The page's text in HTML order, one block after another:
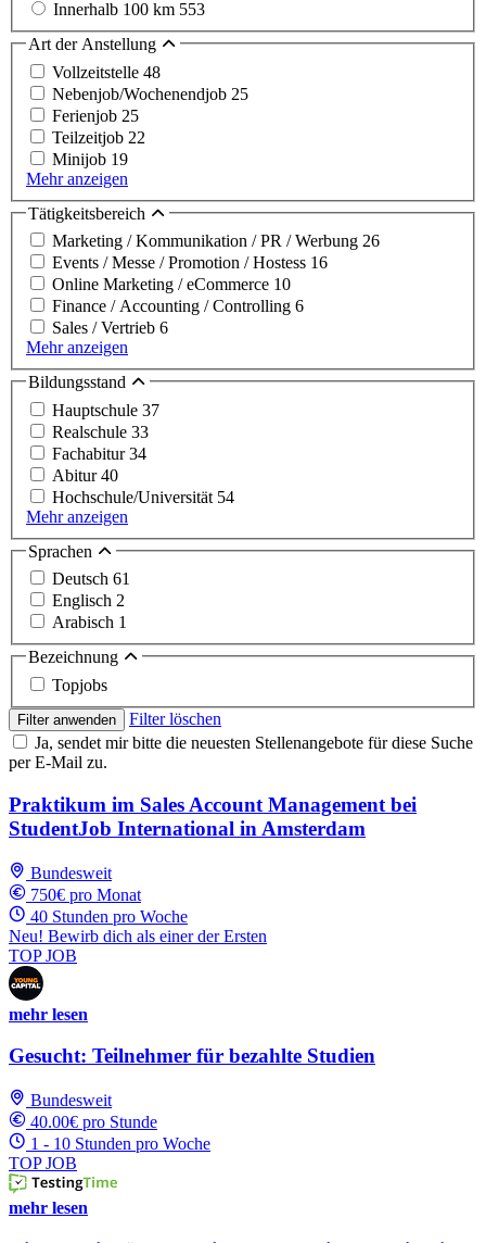
Innerhalb 100 km 553
Art der Anstellung
Vollzeitstelle 48
Nebenjob/Wochenendjob 25
Ferienjob 25
Teilzeitjob 22
Minijob 19
Mehr anzeigen
Tätigkeitsbereich
Marketing / Kommunikation / PR / Werbung 26
Events / Messe / Promotion / Hostess 16
Online Marketing / eCommerce 10
Finance / Accounting / Controlling 6
Sales / Vertrieb 6
Mehr anzeigen
Bildungsstand
Hauptschule 37
Realschule 33
Fachabitur34
Abitur40
Hochschule/Universität 54
Mehr anzeigen
Sprachen
Deutsch 61
Englisch 2
Arabisch 1
Bezeichnung
Topjobs
Filter anwenden
Filter löschen
Ja, sendet mir bitte die neuesten Stellenangebote für diese Suche
per E-Mail zu.
Praktikum im Sales Account Management bei
StudentJob International in Amsterdam
Bundesweit
750€ pro Monat
40 Stunden pro Woche
Neu! Bewirb dich als einer der Ersten
TOP JOB
mehr lesen
Gesucht: Teilnehmer für bezahlte Studien
Bundesweit
40.00€ pro Stunde
1 - 10 Stunden pro Woche
TOP JOB
mehr lesen